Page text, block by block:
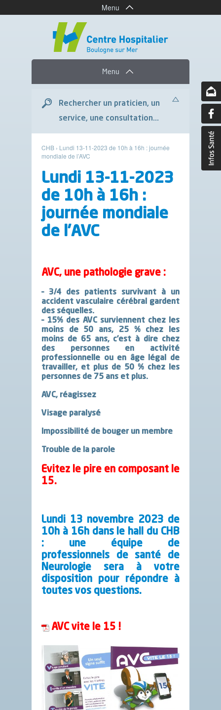
Menu
Menu
Rechercher un praticien, un
service, une consultation...
CHB › Lundi 13-11-2023 de 10h à 16h : journée
mondiale de l’AVC
Lundi 13-11-2023
de 10h à 16h :
journée mondiale
de l’AVC
AVC, une pathologie grave :
– 3/4 des patients survivant à un
accident vasculaire cérébral gardent
des séquelles.
– 15% des AVC surviennent chez les
moins de 50 ans, 25 % chez les
moins de 65 ans, c’est à dire chez
des personnes en activité
professionnelle ou en âge légal de
travailler, et plus de 50 % chez les
personnes de 75 ans et plus.
AVC, réagissez
Visage paralysé
Impossibilité de bouger un membre
Trouble de la parole
Evitez le pire en composant le
15.
Lundi 13 novembre 2023 de
10h à 16h dans le hall du CHB
: une équipe de
professionnels de santé de
Neurologie sera à votre
disposition pour répondre à
toutes vos questions.
AVC vite le 15 !